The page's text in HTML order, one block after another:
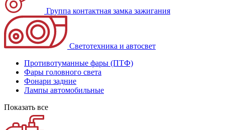
Группа контактная замка зажигания
Светотехника и автосвет
Противотуманные фары (ПТФ)
Фары головного света
Фонари задние
Лампы автомобильные
Показать все